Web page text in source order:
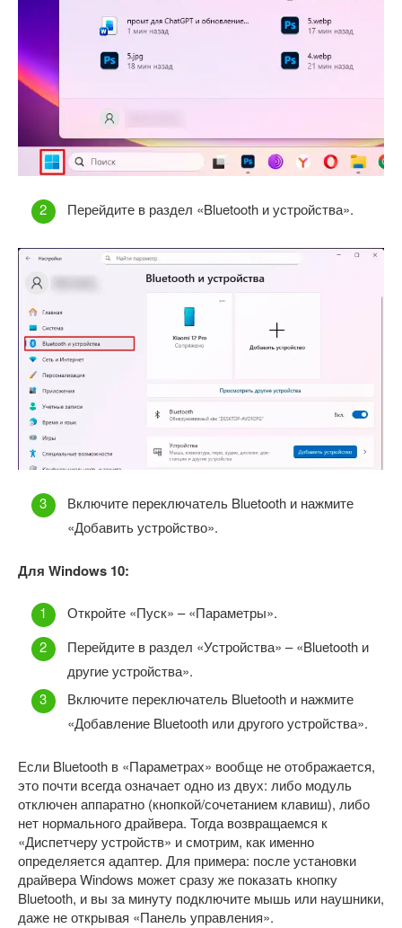
Перейдите в раздел «Bluetooth и устройства».
Включите переключатель Bluetooth и нажмите
«Добавить устройство».
Для Windows 10:
Откройте «Пуск» – «Параметры».
Перейдите в раздел «Устройства» – «Bluetooth и
другие устройства».
Включите переключатель Bluetooth и нажмите
«Добавление Bluetooth или другого устройства».
Если Bluetooth в «Параметрах» вообще не отображается,
это почти всегда означает одно из двух: либо модуль
отключен аппаратно (кнопкой/сочетанием клавиш), либо
нет нормального драйвера. Тогда возвращаемся к
«Диспетчеру устройств» и смотрим, как именно
определяется адаптер. Для примера: после установки
драйвера Windows может сразу же показать кнопку
Bluetooth, и вы за минуту подключите мышь или наушники,
даже не открывая «Панель управления».